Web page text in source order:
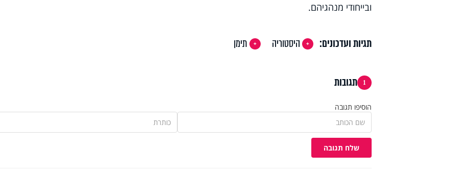
ובייחודי מנהגיהם.
תגיות ועדכונים: היסטוריה תימן
1 תגובות
הוסיפו תגובה
שלח תגובה